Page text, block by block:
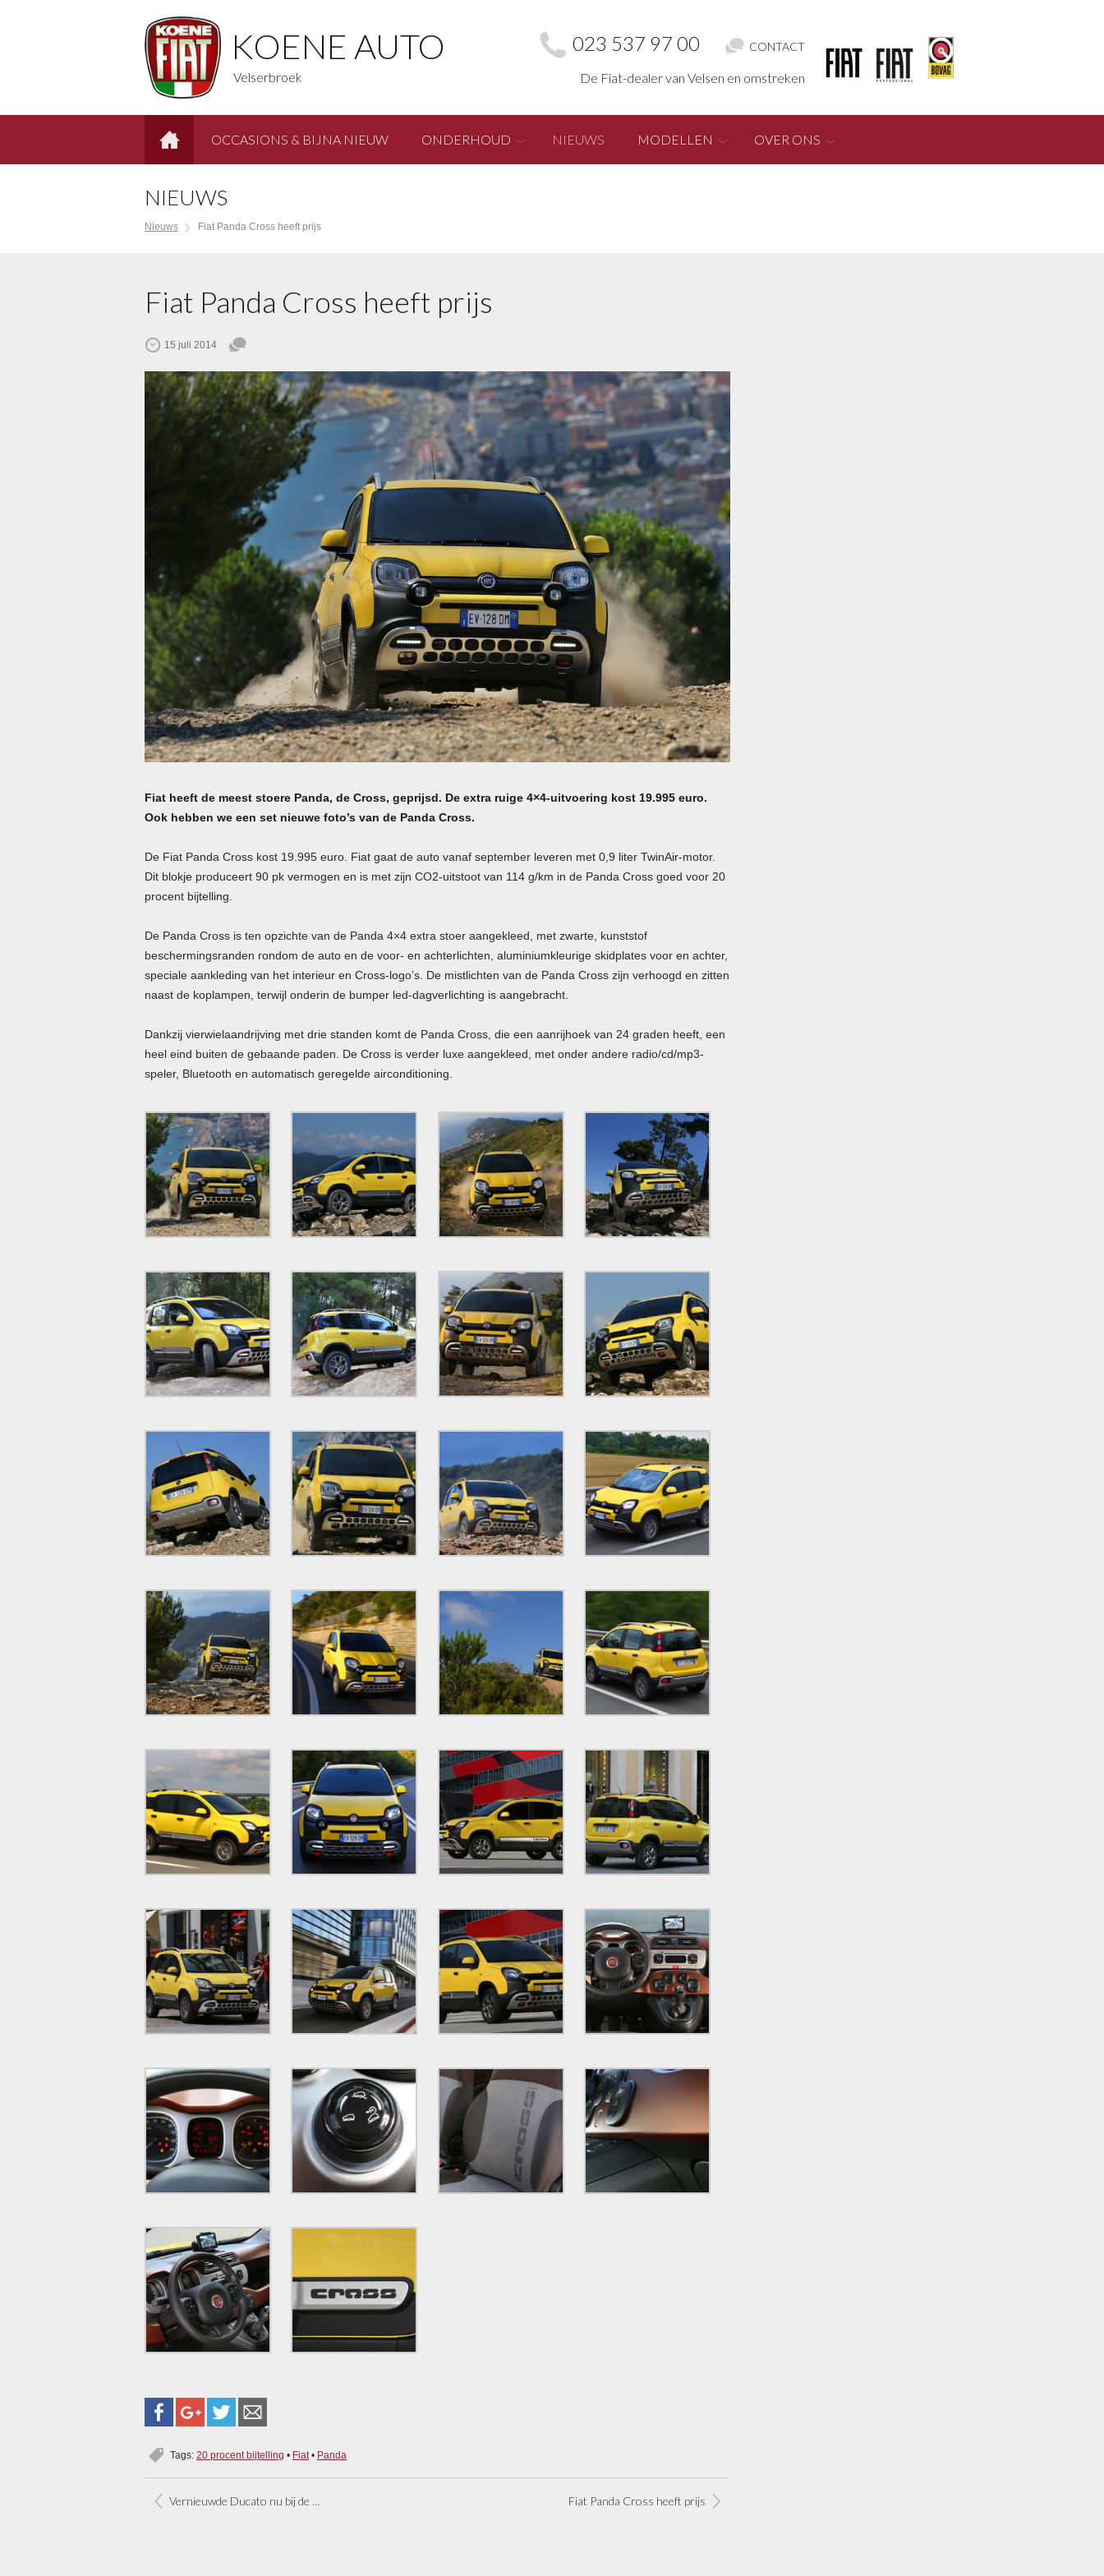
KOENE AUTO
Velserbroek
023 537 97 00 CONTACT
De Fiat-dealer van Velsen en omstreken
OCCASIONS & BIJNA NIEUW ONDERHOUD NIEUWS MODELLEN OVER ONS
NIEUWS
Nieuws Fiat Panda Cross heeft prijs
Fiat Panda Cross heeft prijs
15 juli 2014
Fiat heeft de meest stoere Panda, de Cross, geprijsd. De extra ruige 4×4-uitvoering kost 19.995 euro.
Ook hebben we een set nieuwe foto’s van de Panda Cross.
De Fiat Panda Cross kost 19.995 euro. Fiat gaat de auto vanaf september leveren met 0,9 liter TwinAir-motor.
Dit blokje produceert 90 pk vermogen en is met zijn CO2-uitstoot van 114 g/km in de Panda Cross goed voor 20
procent bijtelling.
De Panda Cross is ten opzichte van de Panda 4×4 extra stoer aangekleed, met zwarte, kunststof
beschermingsranden rondom de auto en de voor- en achterlichten, aluminiumkleurige skidplates voor en achter,
speciale aankleding van het interieur en Cross-logo’s. De mistlichten van de Panda Cross zijn verhoogd en zitten
naast de koplampen, terwijl onderin de bumper led-dagverlichting is aangebracht.
Dankzij vierwielaandrijving met drie standen komt de Panda Cross, die een aanrijhoek van 24 graden heeft, een
heel eind buiten de gebaande paden. De Cross is verder luxe aangekleed, met onder andere radio/cd/mp3-
speler, Bluetooth en automatisch geregelde airconditioning.
Tags: 20 procent bijtelling • Fiat • Panda
Vernieuwde Ducato nu bij de dealer, prijzen vanaf 17.300 euro Fiat Panda Cross heeft prijs